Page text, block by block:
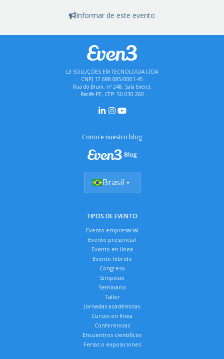
Informar de este evento
L3 SOLUÇÕES EM TECNOLOGIA LTDA
CNPJ 17.688.085/0001-45
Rua do Brum, nº 248, Sala Even3,
Recife-PE, CEP: 50.030-260
Conoce nuestro blog
Brasil
TIPOS DE EVENTO
Evento empresarial
Evento presencial
Evento en línea
Evento híbrido
Congreso
Simposio
Seminario
Taller
Jornadas académicas
Cursos en línea
Conferencias
Encuentros científicos
Ferias o exposiciones